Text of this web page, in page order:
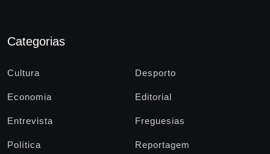
Categorias
Cultura Desporto
Economia Editorial
Entrevista Freguesias
Política Reportagem